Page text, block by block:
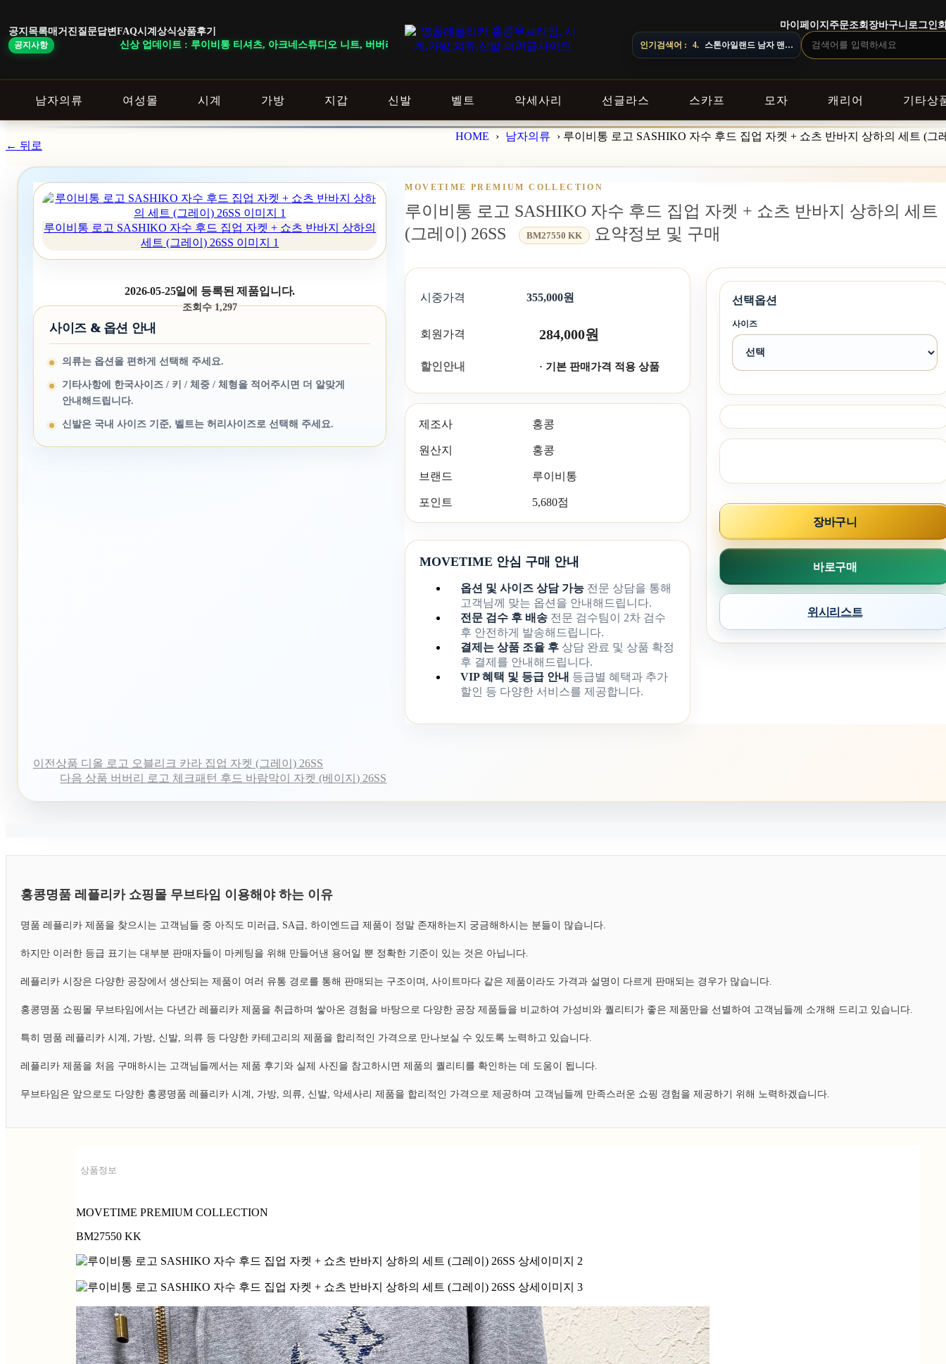
공지목록매거진 질문답변 FAQ시계상식상품후기
공지사항 신상 업데이트 : 루이비통 티셔츠, 아크네스튜디오 니트, 버버리 바지, 발렌시아가 청바지 총 12개가 입고되었습니다.
마이페이지 주문조회 장바구니 로그인
인기검색어 :
4. 스톤아일랜드 남자 맨투맨
5. 오프화이트 남자 후드
남자의류 여성몰 시계 가방 지갑 신발 벨트 악세사리 선글라스 스카프 모자 캐리어 기타상
바
로
기
← 뒤로
HOME › 남자의류 › 루이비통 로고 SASHIKO 자수 후드 집업 자켓 + 쇼츠 반바지 상하의 세트 (그
루이비통 로고 SASHIKO 자수 후드 집업 자켓 + 쇼츠 반바지 상하의
세트 (그레이) 26SS 이미지 1
2026-05-25일에 등록된 제품입니다.
조회수 1,297
사이즈 & 옵션 안내
의류는 옵션을 편하게 선택해 주세요.
기타사항에 한국사이즈 / 키 / 체중 / 체형을 적어주시면 더 알맞게
안내해드립니다.
신발은 국내 사이즈 기준, 벨트는 허리사이즈로 선택해 주세요.
MOVETIME PREMIUM COLLECTION
루이비통 로고 SASHIKO 자수 후드 집업 자켓 + 쇼츠 반바지 상하의 세트
(그레이) 26SS
BM27550 KK 요약정보 및 구매
시중가격 355,000원
회원가격 284,000원
할인안내 · 기본 판매가격 적용 상품
제조사 홍콩
원산지 홍콩
브랜드 루이비통
포인트 5,680점
MOVETIME 안심 구매 안내
옵션 및 사이즈 상담 가능 전문 상담을 통해
고객님께 맞는 옵션을 안내해드립니다.
전문 검수 후 배송 전문 검수팀이 2차 검수
후 안전하게 발송해드립니다.
결제는 상품 조율 후 상담 완료 및 상품 확정
후 결제를 안내해드립니다.
VIP 혜택 및 등급 안내 등급별 혜택과 추가
할인 등 다양한 서비스를 제공합니다.
선택옵션
사이즈
바로구매
장바구니
위시리스트
이전상품 디올 로고 오블리크 카라 집업 자켓 (그레이) 26SS
다음 상품 버버리 로고 체크패턴 후드 바람막이 자켓 (베이지) 26SS
홍콩명품 레플리카 쇼핑몰 무브타임 이용해야 하는 이유
명품 레플리카 제품을 찾으시는 고객님들 중 아직도 미러급, SA급, 하이엔드급 제품이 정말 존재하는지 궁금해하시는 분들이 많습니다.
하지만 이러한 등급 표기는 대부분 판매자들이 마케팅을 위해 만들어낸 용어일 뿐 정확한 기준이 있는 것은 아닙니다.
레플리카 시장은 다양한 공장에서 생산되는 제품이 여러 유통 경로를 통해 판매되는 구조이며, 사이트마다 같은 제품이라도 가격과 설명이 다르게 판매되는 경우가 많습니다.
홍콩명품 쇼핑몰 무브타임에서는 다년간 레플리카 제품을 취급하며 쌓아온 경험을 바탕으로 다양한 공장 제품들을 비교하여 가성비와 퀄리티가 좋은 제품만을 선별하여 고객님들께 소개해 드리고 있습니다.
특히 명품 레플리카 시계, 가방, 신발, 의류 등 다양한 카테고리의 제품을 합리적인 가격으로 만나보실 수 있도록 노력하고 있습니다.
레플리카 제품을 처음 구매하시는 고객님들께서는 제품 후기와 실제 사진을 참고하시면 제품의 퀄리티를 확인하는 데 도움이 됩니다.
무브타임은 앞으로도 다양한 홍콩명품 레플리카 시계, 가방, 의류, 신발, 악세사리 제품을 합리적인 가격으로 제공하며 고객님들께 만족스러운 쇼핑 경험을 제공하기 위해 노력하겠습니다.
상품정보
MOVETIME PREMIUM COLLECTION
BM27550 KK